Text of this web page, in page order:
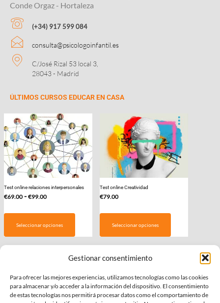
Gestionar consentimiento
Para ofrecer las mejores experiencias, utilizamos tecnologías como las cookies
para almacenar y/o acceder a la información del dispositivo. El consentimiento
de estas tecnologías nos permitirá procesar datos como el comportamiento de
Conde Orgaz - Hortaleza
(+34) 917 599 084
consulta@psicologoinfantil.es
C/José Rizal 53 local 3,
28043 - Madrid
ÚLTIMOS CURSOS EDUCAR EN CASA
Test online relaciones interpersonales
€69.00 - €99.00Rango
Seleccionar opciones
múltiples
variantes.
opciones
se
Test online Creatividad
€79.00
Seleccionar opciones
COLABORAMOS CON